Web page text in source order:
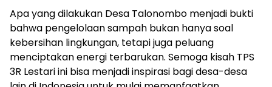
Apa yang dilakukan Desa Talonombo menjadi bukti
bahwa pengelolaan sampah bukan hanya soal
kebersihan lingkungan, tetapi juga peluang
menciptakan energi terbarukan. Semoga kisah TPS
3R Lestari ini bisa menjadi inspirasi bagi desa-desa